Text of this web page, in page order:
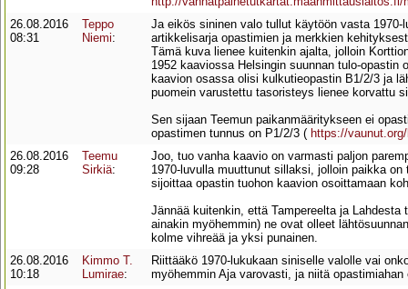
26.08.2016
08:31
Teppo
Niemi:
Ja eikös sininen valo tullut käytöön vasta
artikkelisarja opastimien ja merkkien
Tämä kuva lienee kuitenkin ajalta, jolloin
1952 kaaviossa Helsingin suunnan tulo-
kaavion osassa olisi kulkutieopastin B1/2/3 ja
puomein varustettu tasoristeys lienee korvattu
Sen sijaan Teemun paikanmääritykseen ei
opastimen tunnus on P1/2/3 ( https://
26.08.2016
09:28
Teemu
Sirkiä:
Joo, tuo vanha kaavio on varmasti paljon
1970-luvulla muuttunut sillaksi, jolloin paikka
sijoittaa opastin tuohon kaavion osoittamaan
Jännää kuitenkin, että Tampereelta ja
ainakin myöhemmin) ne ovat olleet
kolme vihreää ja yksi punainen.
26.08.2016
10:18
Kimmo T.
Lumirae:
Riittääkö 1970-lukukaan siniselle valolle vai
myöhemmin Aja varovasti, ja niitä